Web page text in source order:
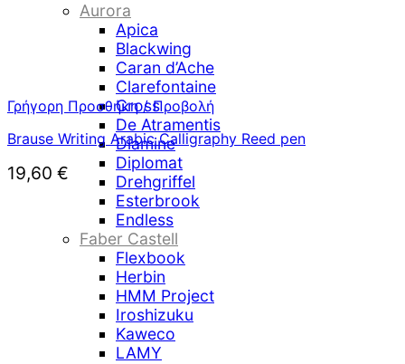
Aurora
Apica
Blackwing
Caran d’Ache
Clarefontaine
Cross
De Atramentis
Diamine
Diplomat
Drehgriffel
Esterbrook
Endless
Faber Castell
Flexbook
Herbin
HMM Project
Iroshizuku
Kaweco
LAMY
Γρήγορη Προσθήκη / Προβολή
Brause Writing Arabic Calligraphy Reed pen
19,60 €